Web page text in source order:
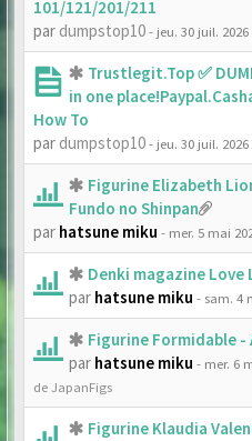
101/121/201/211
par dumpstop10- jeu. 30 juil. 2026
Trustlegit.Top ✅
in one
How To
par dumpstop10- jeu. 30 juil. 2026
Figurine Elizabeth
Fundo no Shinpan
par hatsune miku - mer. 5 mai
Denki magazine Love
par hatsune miku - sam. 4
Figurine Formidable -
par hatsune miku - mer. 6
de JapanFigs
Figurine Klaudia